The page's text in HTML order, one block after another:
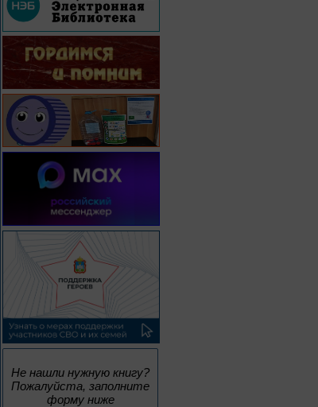
Не нашли нужную книгу?
Пожалуйста, заполните
форму ниже